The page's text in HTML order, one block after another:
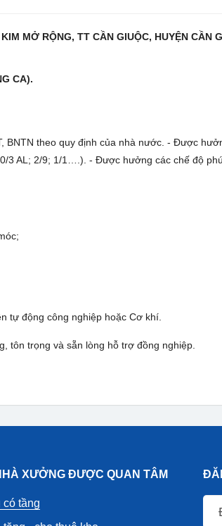
MỞ RỘNG, TT CẦN GIUỘC, HUYỆN CẦN
CA).
theo quy định của nhà nước. - Được
AL; 2/9; 1/1….). - Được hưởng các chế độ
tự động công nghiệp hoặc Cơ khí.
tôn trọng và sẵn lòng hỗ trợ đồng nghiệp.
XƯỞNG ĐƯỢC QUAN TÂM
tầng